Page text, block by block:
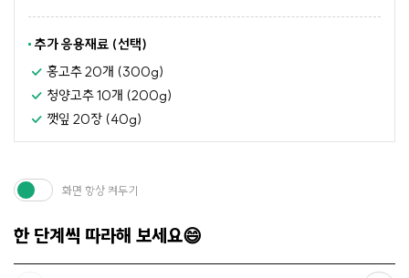
추가 응용재료 (선택)
홍고추 20개 (300g)
청양고추 10개 (200g)
깻잎 20장 (40g)
한 단계씩 따라해 보세요😄
화면 항상 켜두기